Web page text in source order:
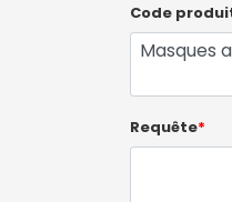
Code
Requête*